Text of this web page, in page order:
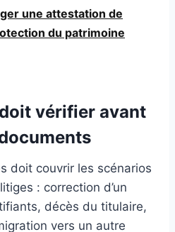
une attestation de
du patrimoine
doit vérifier avant
doit couvrir les scénarios
: correction d’un
décès du titulaire,
vers un autre